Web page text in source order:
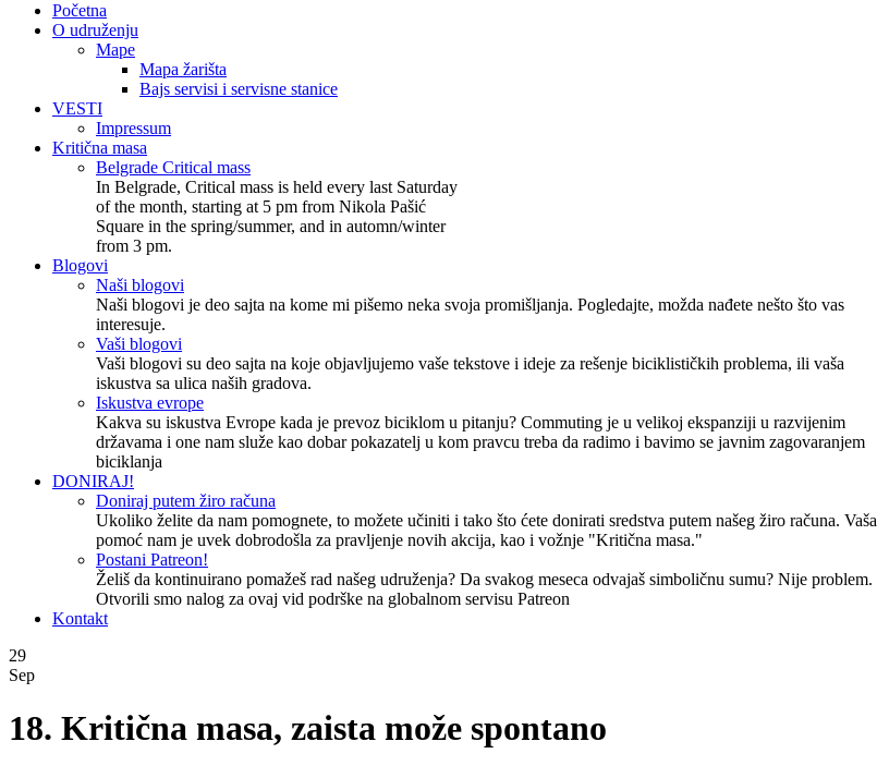
Početna
O udruženju
Mape
Mapa žarišta
Bajs servisi i servisne stanice
VESTI
Impressum
Kritična masa
Belgrade Critical mass
In Belgrade, Critical mass is held every last Saturday
of the month, starting at 5 pm from Nikola Pašić
Square in the spring/summer, and in automn/winter
from 3 pm.
Blogovi
Naši blogovi
Naši blogovi je deo sajta na kome mi pišemo neka svoja promišljanja. Pogledajte, možda nađete nešto što vas
interesuje.
Vaši blogovi
Vaši blogovi su deo sajta na koje objavljujemo vaše tekstove i ideje za rešenje biciklističkih problema, ili vaša
iskustva sa ulica naših gradova.
Iskustva evrope
Kakva su iskustva Evrope kada je prevoz biciklom u pitanju? Commuting je u velikoj ekspanziji u razvijenim
državama i one nam služe kao dobar pokazatelj u kom pravcu treba da radimo i bavimo se javnim zagovaranjem
biciklanja
DONIRAJ!
Doniraj putem žiro računa
Ukoliko želite da nam pomognete, to možete učiniti i tako što ćete donirati sredstva putem našeg žiro računa. Vaša
pomoć nam je uvek dobrodošla za pravljenje novih akcija, kao i vožnje "Kritična masa."
Postani Patreon!
Želiš da kontinuirano pomažeš rad našeg udruženja? Da svakog meseca odvajaš simboličnu sumu? Nije problem.
Otvorili smo nalog za ovaj vid podrške na globalnom servisu Patreon
Kontakt
29
Sep
18. Kritična masa, zaista može spontano